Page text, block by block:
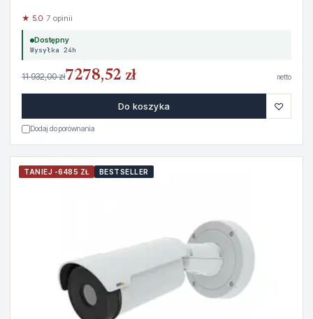
★ 5.0· 7 opinii
Dostępny
Wysyłka 24h
11 932,00 zł7278,52 zł netto
Do koszyka ♡
Dodaj do porównania
TANIEJ -6485 ZŁ BESTSELLER